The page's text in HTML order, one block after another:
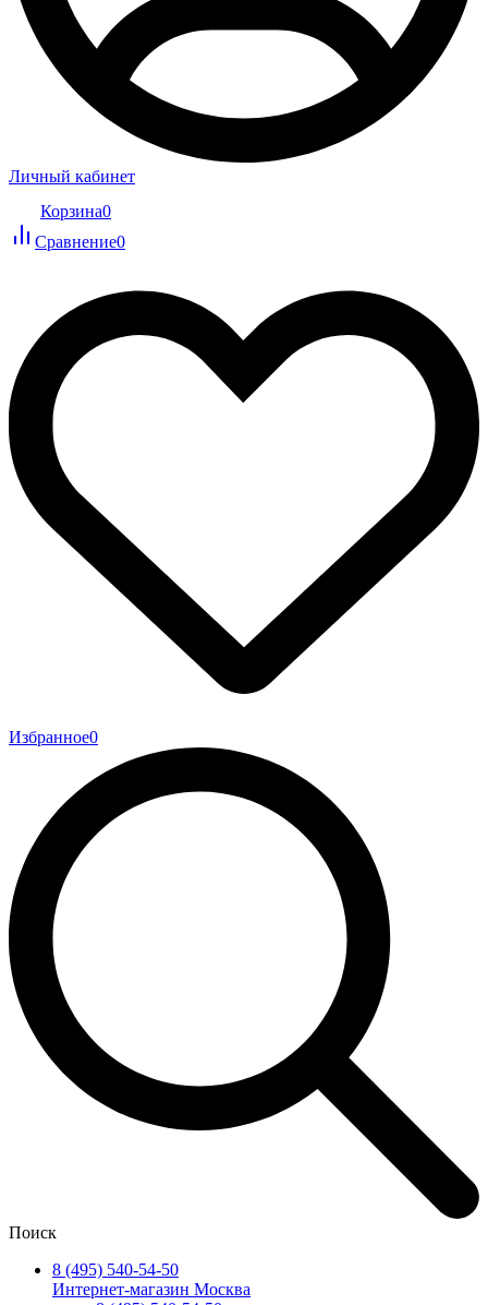
Личный кабинет
Корзина0
Сравнение0
Избранное0
Поиск
8 (495) 540-54-50
Интернет-магазин Москва